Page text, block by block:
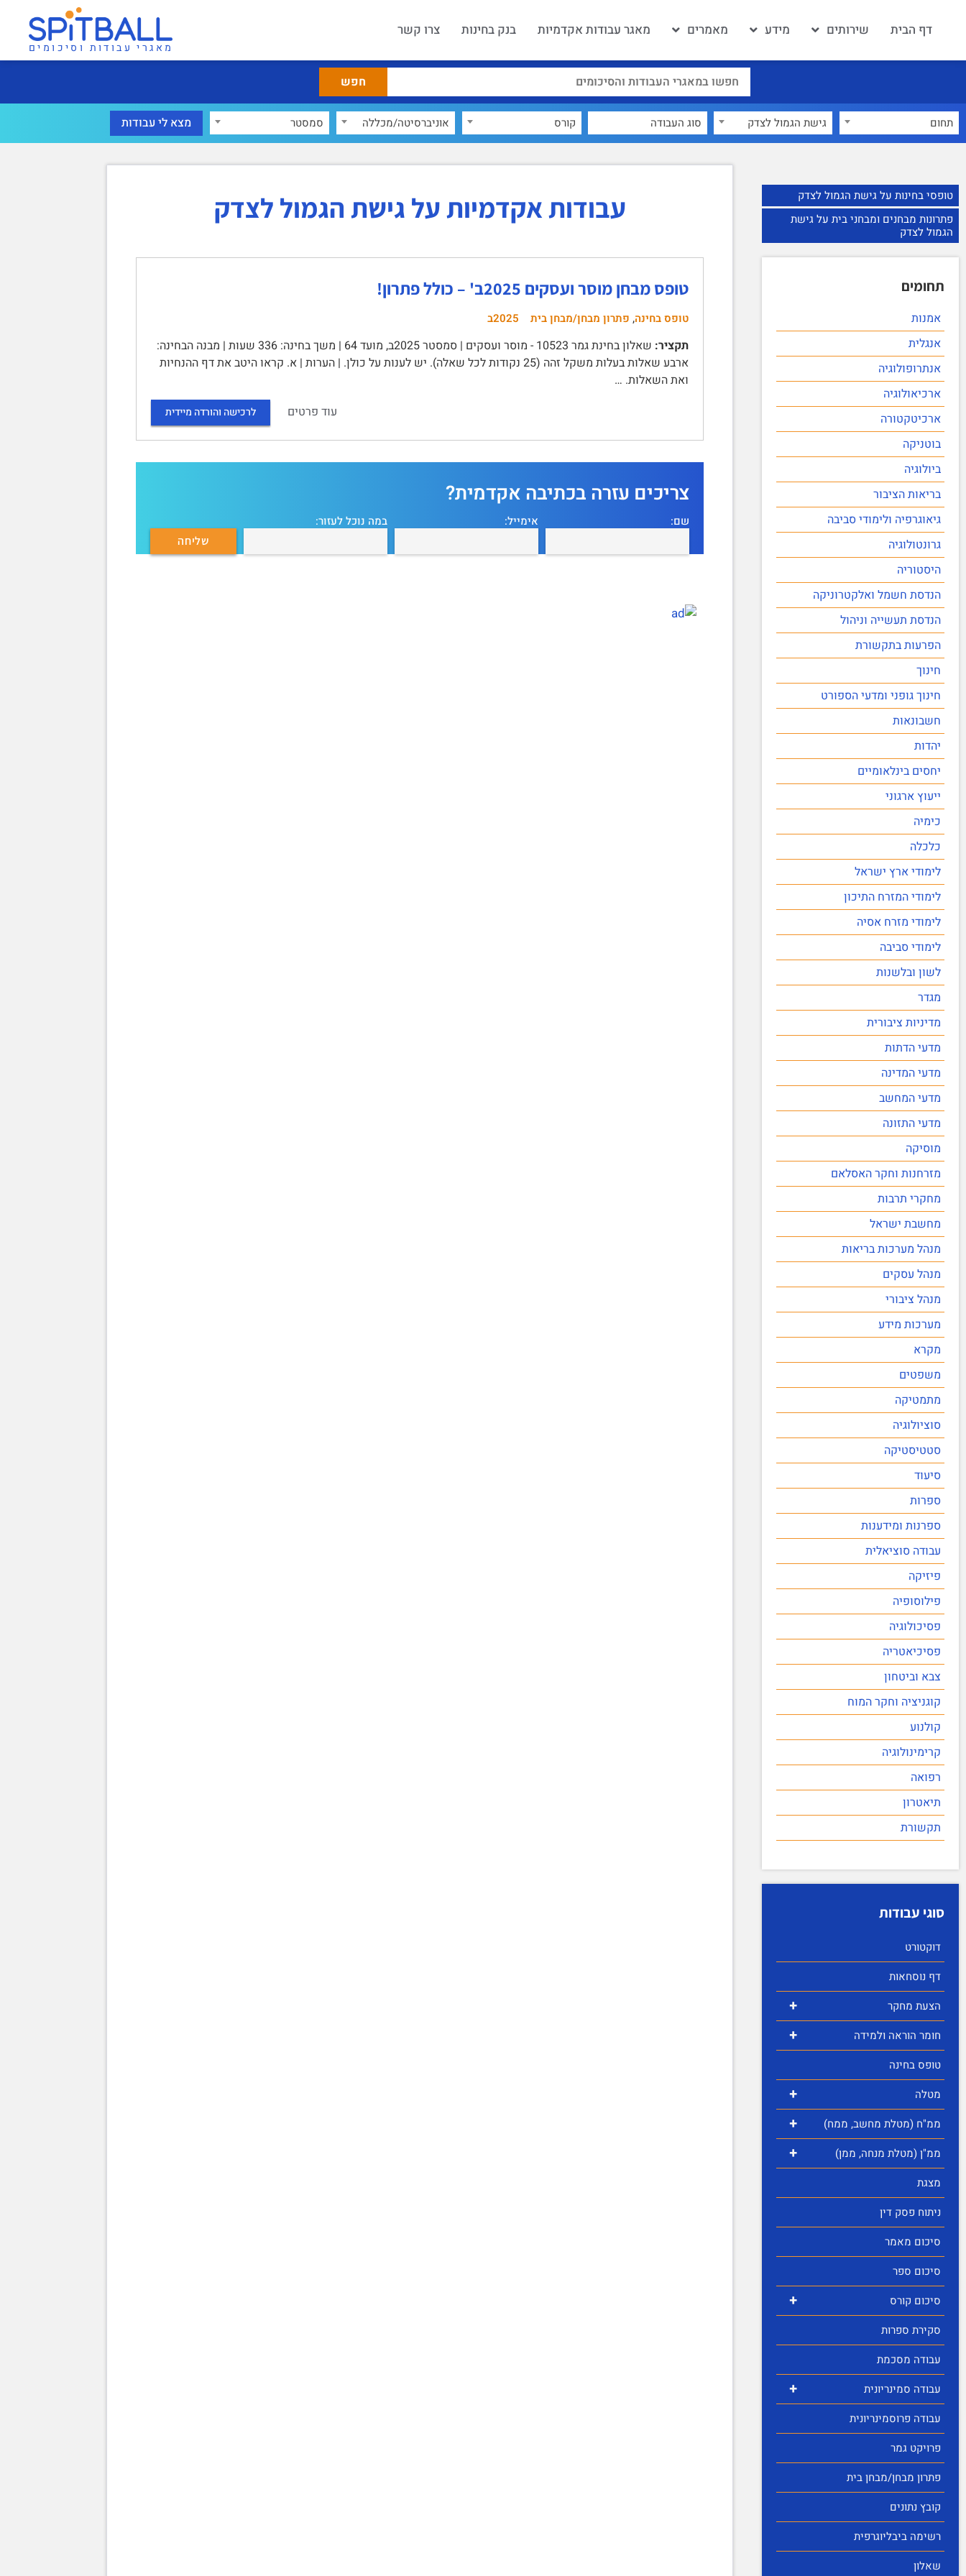
דף הבית שירותים מידע מאמרים מאגר עבודות אקדמיות בנק בחינות צרו קשר
מאגרי עבודות וסיכומים
תחום גישת הגמול לצדק קורס אוניברסיטה/מכללה סמסטר
טופסי בחינות על גישת הגמול לצדק
פתרונות מבחנים ומבחני בית על גישת
הגמול לצדק
תחומים
אמנות
אנגלית
אנתרופולוגיה
ארכיאולוגיה
ארכיטקטורה
בוטניקה
ביולוגיה
בריאות הציבור
גיאוגרפיה ולימודי סביבה
גרונטולוגיה
היסטוריה
הנדסת חשמל ואלקטרוניקה
הנדסת תעשייה וניהול
הפרעות בתקשורת
חינוך
חינוך גופני ומדעי הספורט
חשבונאות
יהדות
יחסים בינלאומיים
ייעוץ ארגוני
כימיה
כלכלה
לימודי ארץ ישראל
לימודי המזרח התיכון
לימודי מזרח אסיה
לימודי סביבה
לשון ובלשנות
מגדר
מדיניות ציבורית
מדעי הדתות
מדעי המדינה
מדעי המחשב
מדעי התזונה
מוסיקה
מזרחנות וחקר האסלאם
מחקרי תרבות
מחשבת ישראל
מנהל מערכות בריאות
מנהל עסקים
מנהל ציבורי
מערכות מידע
מקרא
משפטים
מתמטיקה
סוציולוגיה
סטטיסטיקה
סיעוד
ספרות
ספרנות ומידענות
עבודה סוציאלית
פיזיקה
פילוסופיה
פסיכולוגיה
פסיכיאטריה
צבא וביטחון
קוגניציה וחקר המוח
קולנוע
קרימינולוגיה
רפואה
תיאטרון
תקשורת
סוגי עבודות
דוקטורט
דף נוסחאות
+ הצעת מחקר
+
חומר הוראה ולמידה
טופס בחינה
+ מטלה
+ ממ"ח (מטלת מחשב, ממח)
+
ממ"ן (מטלת מנחה, ממן)
מצגת
ניתוח פסק דין
סיכום מאמר
סיכום ספר
+
סיכום קורס
סקירת ספרות
עבודה מסכמת
+
עבודה סמינריונית
עבודה פרוסמינריונית
פרויקט גמר
פתרון מבחן/מבחן בית
קובץ נתונים
רשימה ביבליוגרפית
שאלון
עבודות אקדמיות על גישת הגמול לצדק
טופס מבחן מוסר ועסקים 2025ב' – כולל פתרון!
טופס בחינה, פתרון מבחן/מבחן בית 2025ב
תקציר:
שאלון בחינת גמר 10523 - מוסר ועסקים | סמסטר 2025ב, מועד 64 | משך בחינה: 336 שעות | מבנה הבחינה:
ארבע שאלות בעלות משקל זהה (25 נקודות לכל שאלה). יש לענות על כולן. | הערות | א. קראו היטב את דף ההנחיות
ואת השאלות. …
עוד פרטים
לרכישה והורדה מיידית
צריכים עזרה בכתיבה אקדמית?
שם: אימייל: במה נוכל לעזור: